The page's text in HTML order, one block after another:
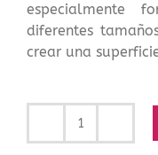
especialmente
diferentes
crear una
Pintura